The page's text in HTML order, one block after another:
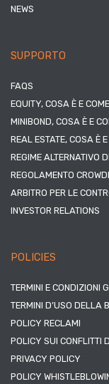
NEWS
SUPPORTO
FAQS
EQUITY, COSA È E
MINIBOND, COSA È E
REAL ESTATE, COSA È
REGIME ALTERNATIVO
REGOLAMENTO
ARBITRO PER LE
INVESTOR RELATIONS
POLICIES
TERMINI E CONDIZIONI
TERMINI D’USO DELLA
POLICY RECLAMI
POLICY SUI CONFLITTI
PRIVACY POLICY
POLICY